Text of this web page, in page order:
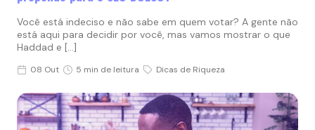
Você está indeciso e não sabe em quem votar? A gente não
está aqui para decidir por você, mas vamos mostrar o que
Haddad e […]
08 Out 5 min de leitura Dicas de Riqueza